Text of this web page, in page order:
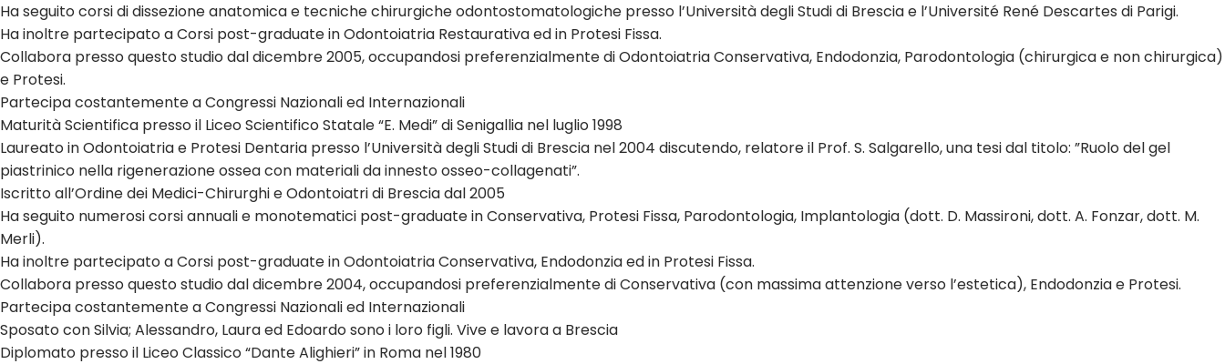
Ha seguito corsi di dissezione anatomica e tecniche chirurgiche odontostomatologiche presso l’Università degli Studi di Brescia e l’Université René Descartes di Parigi.
Ha inoltre partecipato a Corsi post-graduate in Odontoiatria Restaurativa ed in Protesi Fissa.
Collabora presso questo studio dal dicembre 2005, occupandosi preferenzialmente di Odontoiatria Conservativa, Endodonzia, Parodontologia (chirurgica e non chirurgica)
e Protesi.
Partecipa costantemente a Congressi Nazionali ed Internazionali
Maturità Scientifica presso il Liceo Scientifico Statale “E. Medi” di Senigallia nel luglio 1998
Laureato in Odontoiatria e Protesi Dentaria presso l’Università degli Studi di Brescia nel 2004 discutendo, relatore il Prof. S. Salgarello, una tesi dal titolo: ”Ruolo del gel
piastrinico nella rigenerazione ossea con materiali da innesto osseo-collagenati”.
Iscritto all’Ordine dei Medici-Chirurghi e Odontoiatri di Brescia dal 2005
Ha seguito numerosi corsi annuali e monotematici post-graduate in Conservativa, Protesi Fissa, Parodontologia, Implantologia (dott. D. Massironi, dott. A. Fonzar, dott. M.
Merli).
Ha inoltre partecipato a Corsi post-graduate in Odontoiatria Conservativa, Endodonzia ed in Protesi Fissa.
Collabora presso questo studio dal dicembre 2004, occupandosi preferenzialmente di Conservativa (con massima attenzione verso l’estetica), Endodonzia e Protesi.
Partecipa costantemente a Congressi Nazionali ed Internazionali
Sposato con Silvia; Alessandro, Laura ed Edoardo sono i loro figli. Vive e lavora a Brescia
Diplomato presso il Liceo Classico “Dante Alighieri” in Roma nel 1980